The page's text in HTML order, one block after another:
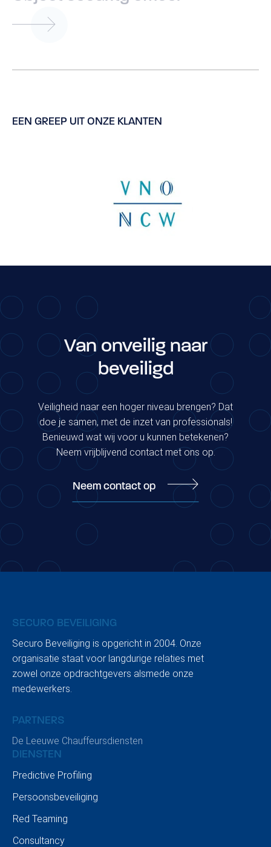
Postbus 48
2230 AA, Rijnsburg
EEN GREEP UIT ONZE KLANTEN
Van onveilig naar
beveiligd
Veiligheid naar een hoger niveau brengen? Dat
doe je samen, met de inzet van professionals!
Benieuwd wat wij voor u kunnen betekenen?
Neem vrijblijvend contact met ons op.
Neem contact op
SECURO BEVEILIGING
Securo Beveiliging is opgericht in 2004. Onze
organisatie staat voor langdurige relaties met
zowel onze opdrachtgevers alsmede onze
medewerkers.
PARTNERS
De Leeuwe Chauffeursdiensten
DIENSTEN
Predictive Profiling
Persoonsbeveiliging
Red Teaming
Consultancy